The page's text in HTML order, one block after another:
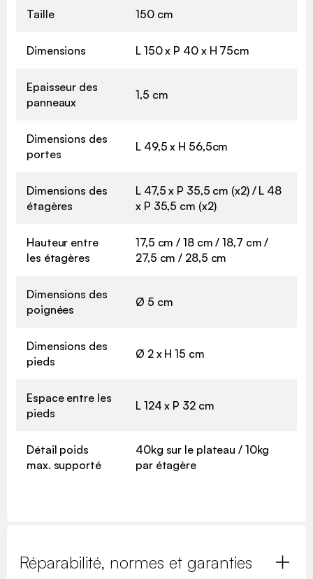
Taille 150 cm
Dimensions L 150 x P 40 x H 75cm
Epaisseur des
panneaux
1,5 cm
Dimensions des
portes
L 49,5 x H 56,5cm
Dimensions des
étagères
L 47,5 x P 35,5 cm (x2) / L 48
x P 35,5 cm (x2)
Hauteur entre
les étagères
17,5 cm / 18 cm / 18,7 cm /
27,5 cm / 28,5 cm
Dimensions des
poignées
Ø 5 cm
Dimensions des
pieds
Ø 2 x H 15 cm
Espace entre les
pieds
L 124 x P 32 cm
Détail poids
max. supporté
40kg sur le plateau / 10kg
par étagère
Réparabilité, normes et garanties